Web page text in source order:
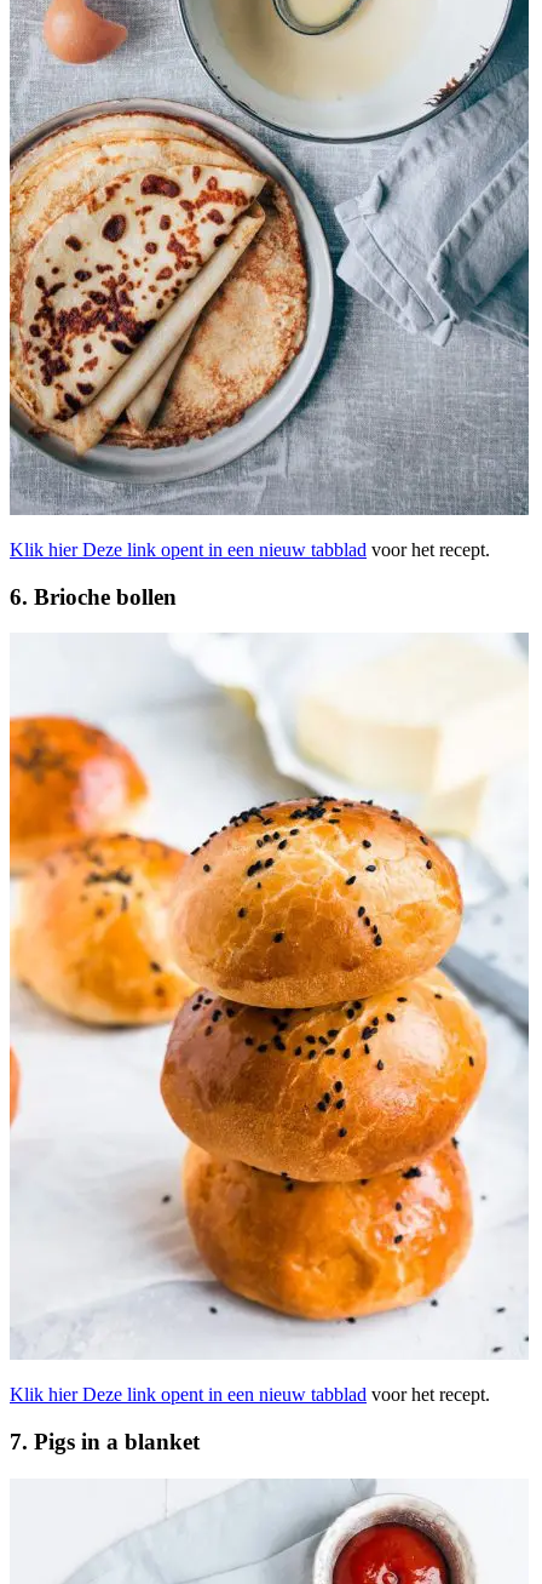
Klik hierDeze link opent in een nieuw tabblad voor het recept.
6. Brioche bollen
Klik hierDeze link opent in een nieuw tabblad voor het recept.
7. Pigs in a blanket